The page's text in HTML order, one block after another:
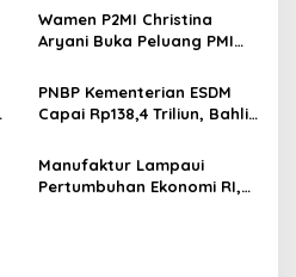
Ajaran Beliau
Wamen P2MI Christina
Aryani Buka Peluang PMI
dan Syaratnya
PNBP Kementerian ESDM
Capai Rp138,4 Triliun, Bahlil
Akuntabilitas
Manufaktur Lampaui
Pertumbuhan Ekonomi RI,